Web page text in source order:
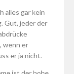
alles gar kein
Gut, jeder der
wenn er
er ja nicht.